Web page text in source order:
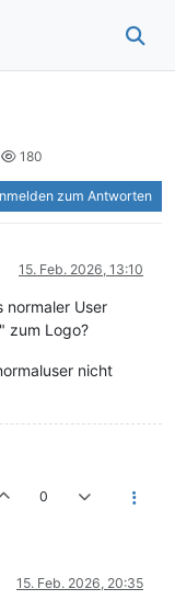
180
zum Antworten
15. Feb. 2026, 13:10
normaler User
zum Logo?
nicht
0
15. Feb. 2026, 20:35